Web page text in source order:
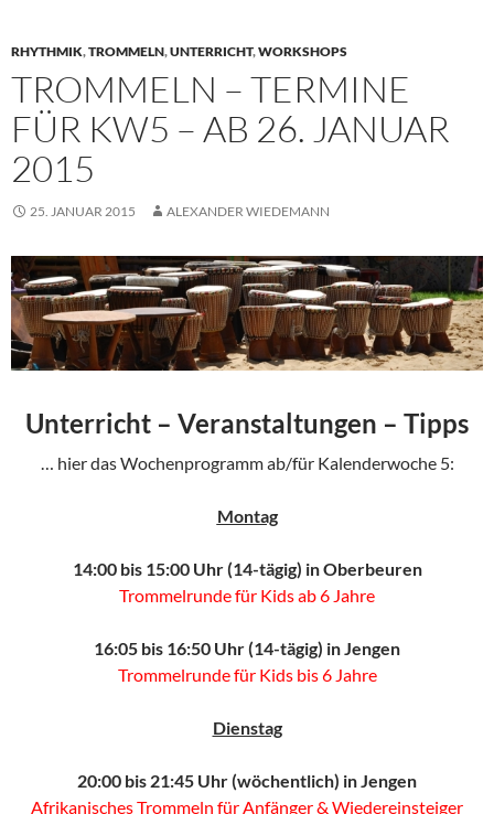
RHYTHMIK,TROMMELN,UNTERRICHT,WORKSHOPS
TROMMELN – TERMINE
FÜR KW5 – AB 26. JANUAR
2015
25. JANUAR 2015 ALEXANDER WIEDEMANN
Unterricht – Veranstaltungen – Tipps
… hier das Wochenprogramm ab/für Kalenderwoche 5:
Montag
14:00 bis 15:00 Uhr (14-tägig) in Oberbeuren
Trommelrunde für Kids ab 6 Jahre
16:05 bis 16:50 Uhr (14-tägig) in Jengen
Trommelrunde für Kids bis 6 Jahre
Dienstag
20:00 bis 21:45 Uhr (wöchentlich) in Jengen
Afrikanisches Trommeln für Anfänger & Wiedereinsteiger